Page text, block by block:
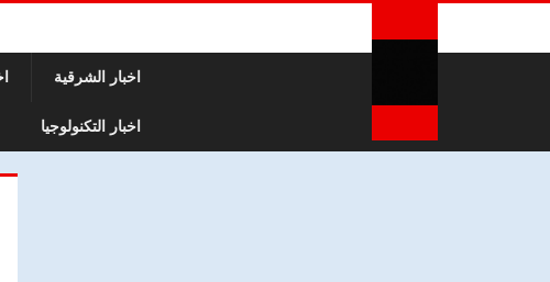
اخبار الشرقية
اخبار التكنولوجيا